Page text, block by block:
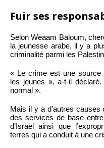
Fuir ses
Selon Weaam Baloum,
la jeunesse arabe, il y a
criminalité parmi les
« Le crime est une source
les jeunes », a-t-il
normal ».
Mais il y a d’autres causes
des services de base
d’Israël ainsi que
terres qui a conduit à une